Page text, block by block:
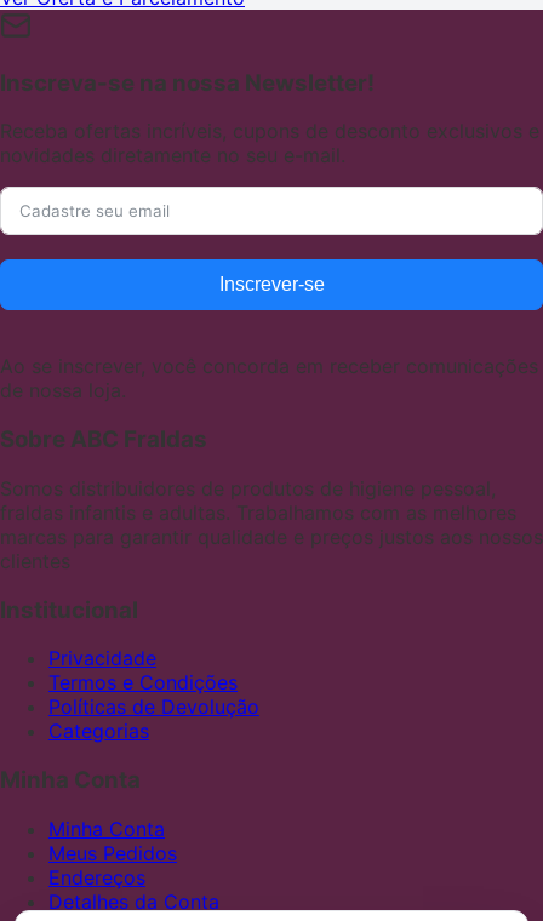
Inscreva-se na nossa Newsletter!
Receba ofertas incríveis, cupons de desconto exclusivos e
novidades diretamente no seu e-mail.
Inscrever-se
Ao se inscrever, você concorda em receber comunicações
de nossa loja.
Sobre ABC Fraldas
Somos distribuidores de produtos de higiene pessoal,
fraldas infantis e adultas. Trabalhamos com as melhores
marcas para garantir qualidade e preços justos aos nossos
clientes
Institucional
Privacidade
Termos e Condições
Políticas de Devolução
Categorias
Minha Conta
Minha Conta
Meus Pedidos
Endereços
Detalhes da Conta